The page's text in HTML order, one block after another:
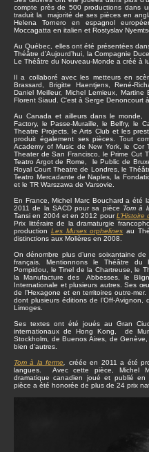
compte près de 500 productions dans
traduit la majorité de ses pièces en
Helena Tornero en espagnol
Moccagatta en italien et Rostyslav
Au Québec, elles ont été présentées
Théâtre d’Aujourd’hui, la Compagnie
Le Théâtre du Nouveau-Monde a créé à
Il a collaboré avec les metteurs en
Brassard, Brigitte Haentjens, René-
Daniel Meilleur, Michel Lemieux,
Florent Siaud. C'est à Serge Denoncourt
Au Canada et ailleurs dans le
Factory, le Passe-Muraille, le Belfry, le
Theatre Projects, le Arts Club et les
produit également ses pièces. Tout
Academy of Music de New York, le Cor
Theater de San Francisco, le Prime Cut
Teatro Argot de Rome, le Public de
Royal Court Theatre de Londres, le
Teatro Mercadante de Naples, la
et le TR Warszawa de Varsovie.
En France, Michel Marc Bouchard a été
2011 de la SACD pour sa pièce Tom à
Tansi en 2004 et en 2012 pourL’Histoire
Prix littéraire de la dramaturgie
production Les Muses orphelines au
distinctions aux Molières en 2008.
On dénombre plus d’une soixantaine
français. Mentionnons le Théâtre du
Pompidou, le Tinel de la Chartreuse, le
la Manufacture des Abbesses, le
Internationale et plusieurs autres. Ses
de l’Hexagone et en territoires outre-
dont plusieurs éditions de l’Off-
Limoges.
Ses textes ont été joués au Gran
internationaux de Hong Kong, de
Stockholm, de Buenos Aires, de
bien d’autres.
Tom à la ferme
créée en 2011 a été
langues. Avec cette pièce, Michel
dramatique canadien joué et publié
pièce a été honorée de plus de 24 prix